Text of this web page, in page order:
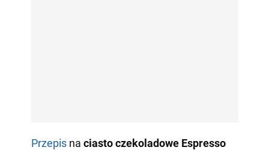
Przepisna ciasto czekoladowe Espresso